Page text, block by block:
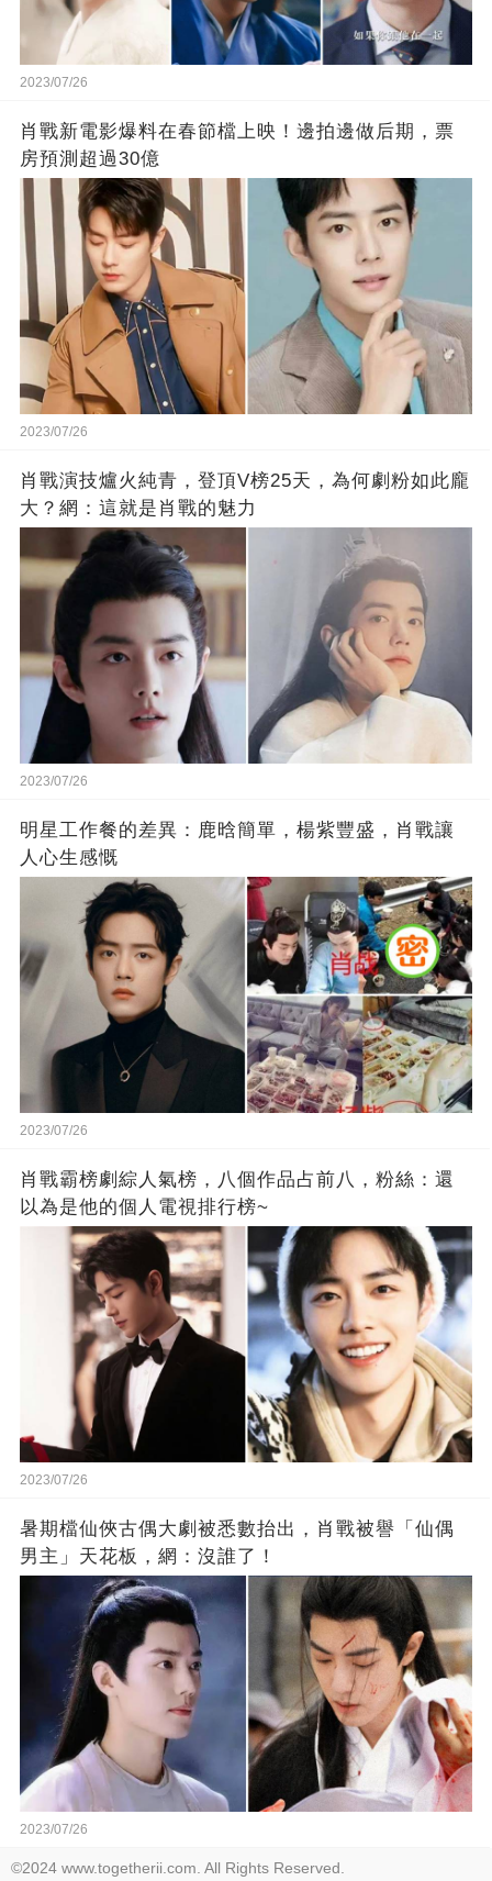
2023/07/26
肖戰新電影爆料在春節檔上映！邊拍邊做后期，票
房預測超過30億
2023/07/26
肖戰演技爐火純青，登頂V榜25天，為何劇粉如此龐
大？網：這就是肖戰的魅力
2023/07/26
明星工作餐的差異：鹿晗簡單，楊紫豐盛，肖戰讓
人心生感慨
2023/07/26
肖戰霸榜劇綜人氣榜，八個作品占前八，粉絲：還
以為是他的個人電視排行榜~
2023/07/26
暑期檔仙俠古偶大劇被悉數抬出，肖戰被譽「仙偶
男主」天花板，網：沒誰了！
2023/07/26
©2024 www.togetherii.com. All Rights Reserved.